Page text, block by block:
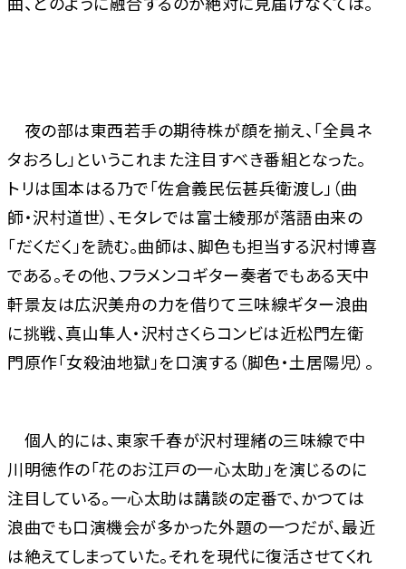
夜の部は東西若手の期待株が顔を揃え、「全員ネ
タおろし」というこれまた注目すべき番組となった。
トリは国本はる乃で「佐倉義民伝甚兵衛渡し」（曲
師・沢村道世）、モタレでは富士綾那が落語由来の
「だくだく」を読む。曲師は、脚色も担当する沢村博喜
である。その他、フラメンコギター奏者でもある天中
軒景友は広沢美舟の力を借りて三味線ギター浪曲
に挑戦、真山隼人・沢村さくらコンビは近松門左衛
門原作「女殺油地獄」を口演する（脚色・土居陽児）。
個人的には、東家千春が沢村理緒の三味線で中
川明徳作の「花のお江戸の一心太助」を演じるのに
注目している。一心太助は講談の定番で、かつては
浪曲でも口演機会が多かった外題の一つだが、最近
は絶えてしまっていた。それを現代に復活させてくれ